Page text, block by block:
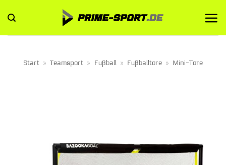
Inhalt
springen
Start » Teamsport » Fußball » Fußballtore » Mini-Tore